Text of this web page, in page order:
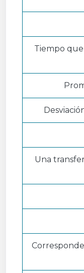
Tiempo
Una